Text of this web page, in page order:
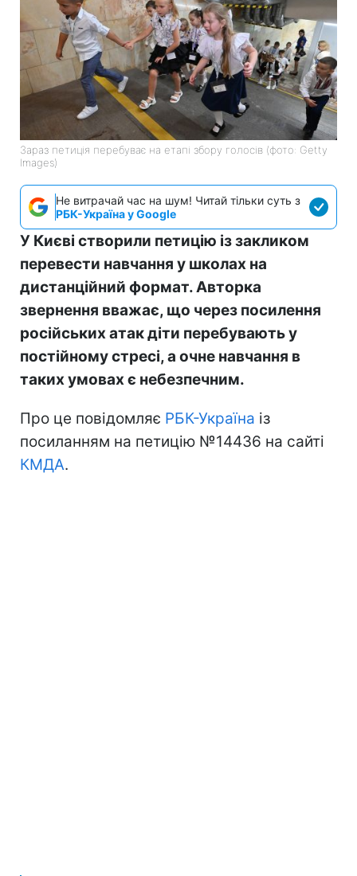
Зараз петиція перебуває на етапі збору голосів (фото: Getty
Images)
Не витрачай час на шум! Читай тільки суть з
РБК-Україна у Google
У Києві створили петицію із закликом
перевести навчання у школах на
дистанційний формат. Авторка
звернення вважає, що через посилення
російських атак діти перебувають у
постійному стресі, а очне навчання в
таких умовах є небезпечним.
Про це повідомляє РБК-Україна із
посиланням на петицію №14436 на сайті
КМДА.